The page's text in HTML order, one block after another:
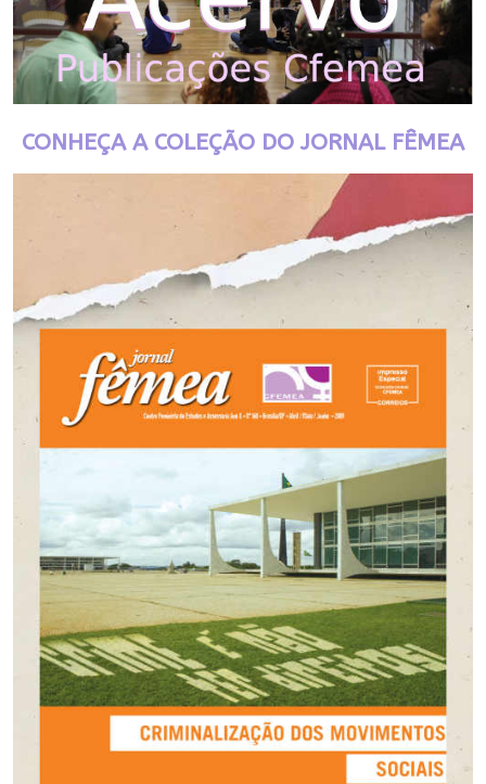
CONHEÇA A COLEÇÃO DO JORNAL FÊMEA